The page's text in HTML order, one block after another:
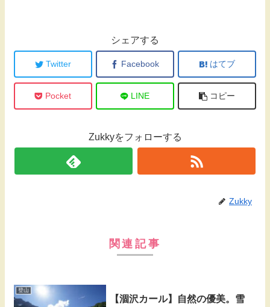
シェアする
Twitter Facebook はてブ
Pocket LINE コピー
Zukkyをフォローする
Zukky
関連記事
登山
【涸沢カール】自然の優美。雪